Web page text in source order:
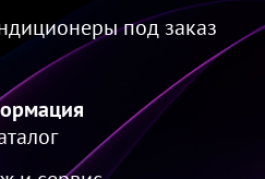
под заказ